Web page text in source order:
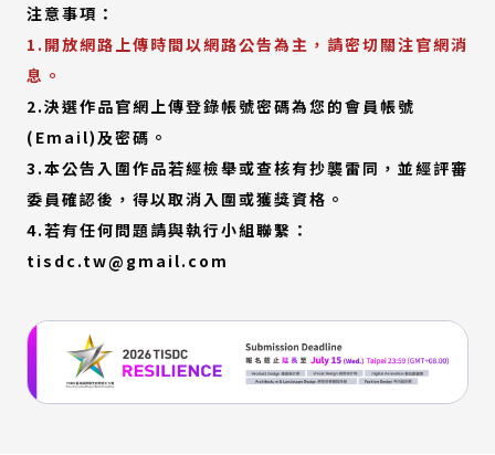
注意事項：
1.開放網路上傳時間以網路公告為主，請密切關注官網消
息。
2.決選作品官網上傳登錄帳號密碼為您的會員帳號
(Email)及密碼。
3.本公告入圍作品若經檢舉或查核有抄襲雷同，並經評審
委員確認後，得以取消入圍或獲獎資格。
4.若有任何問題請與執行小組聯繫：
tisdc.tw@gmail.com